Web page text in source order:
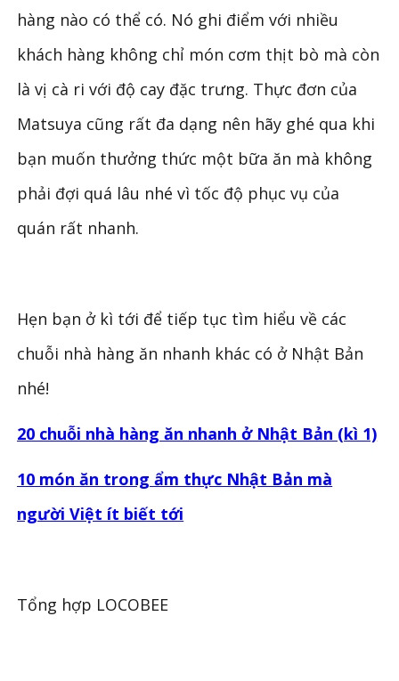
hàng nào có thể có. Nó ghi điểm với nhiều
khách hàng không chỉ món cơm thịt bò mà còn
là vị cà ri với độ cay đặc trưng. Thực đơn của
Matsuya cũng rất đa dạng nên hãy ghé qua khi
bạn muốn thưởng thức một bữa ăn mà không
phải đợi quá lâu nhé vì tốc độ phục vụ của
quán rất nhanh.
Hẹn bạn ở kì tới để tiếp tục tìm hiểu về các
chuỗi nhà hàng ăn nhanh khác có ở Nhật Bản
nhé!
20 chuỗi nhà hàng ăn nhanh ở Nhật Bản (kì 1)
10 món ăn trong ẩm thực Nhật Bản mà
người Việt ít biết tới
Tổng hợp LOCOBEE